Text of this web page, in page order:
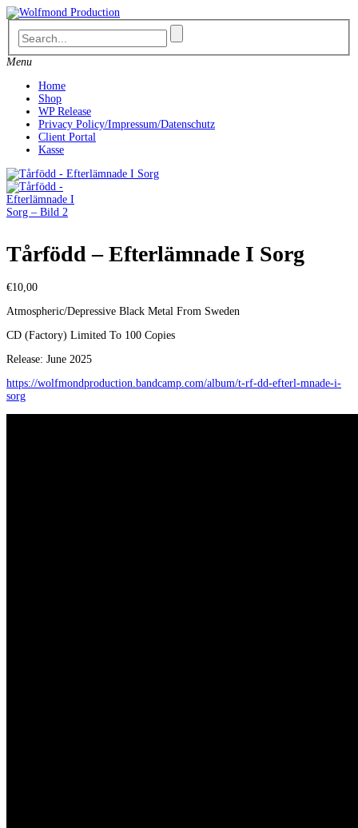
Skip
to
content
Menu
Home
Shop
WP Release
Privacy Policy/Impressum/Datenschutz
Client Portal
Kasse
Tårfödd – Efterlämnade I Sorg
€10,00
Atmospheric/Depressive Black Metal From Sweden
CD (Factory) Limited To 100 Copies
Release: June 2025
https://wolfmondproduction.bandcamp.com/album/t-rf-dd-efterl-mnade-i-
sorg